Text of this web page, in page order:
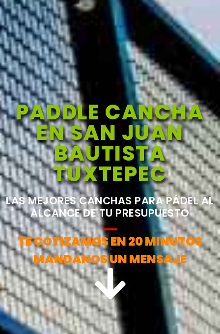
PADDLE CANCHA
EN SAN JUAN
BAUTISTA
TUXTEPEC
LAS MEJORES CANCHAS PARA PÁDEL AL
ALCANCE DE TU PRESUPUESTO
TE COTIZAMOS EN 20 MINUTOS
MANDANOS UN MENSAJE